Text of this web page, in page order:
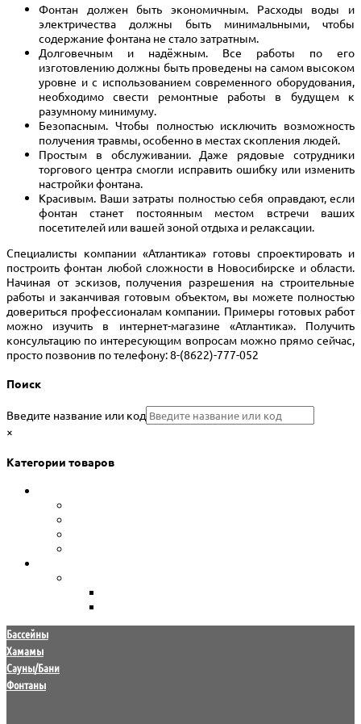
Фонтан должен быть экономичным. Расходы воды и
электричества должны быть минимальными, чтобы
содержание фонтана не стало затратным.
Долговечным и надёжным. Все работы по его
изготовлению должны быть проведены на самом высоком
уровне и с использованием современного оборудования,
необходимо свести ремонтные работы в будущем к
разумному минимуму.
Безопасным. Чтобы полностью исключить возможность
получения травмы, особенно в местах скопления людей.
Простым в обслуживании. Даже рядовые сотрудники
торгового центра смогли исправить ошибку или изменить
настройки фонтана.
Красивым. Ваши затраты полностью себя оправдают, если
фонтан станет постоянным местом встречи ваших
посетителей или вашей зоной отдыха и релаксации.
Специалисты компании «Атлантика» готовы спроектировать и
построить фонтан любой сложности в Новосибирске и области.
Начиная от эскизов, получения разрешения на строительные
работы и заканчивая готовым объектом, вы можете полностью
довериться профессионалам компании. Примеры готовых работ
можно изучить в интернет-магазине «Атлантика». Получить
консультацию по интересующим вопросам можно прямо сейчас,
просто позвонив по телефону: 8-(8622)-777-052
Поиск
Введите название или код
×
Категории товаров
Бассейны
Хамамы
Сауны/Бани
Фонтаны